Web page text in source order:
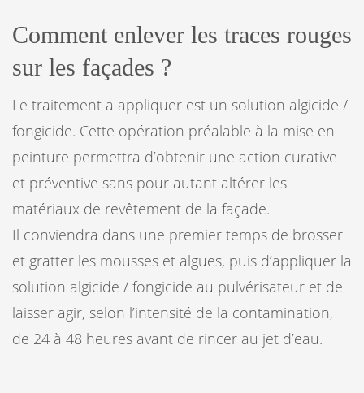
Comment enlever les traces rouges
sur les façades ?
Le traitement a appliquer est un solution algicide /
fongicide. Cette opération préalable à la mise en
peinture permettra d’obtenir une action curative
et préventive sans pour autant altérer les
matériaux de revêtement de la façade.
Il conviendra dans une premier temps de brosser
et gratter les mousses et algues, puis d’appliquer la
solution algicide / fongicide au pulvérisateur et de
laisser agir, selon l’intensité de la contamination,
de 24 à 48 heures avant de rincer au jet d’eau.